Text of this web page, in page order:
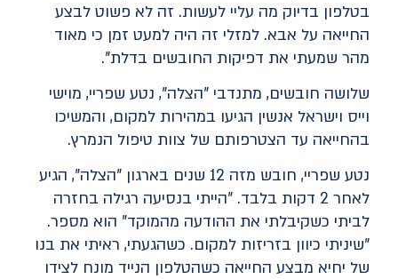
בטלפון בדיוק מה עליי לעשות. זה לא פשוט לבצע
החייאה על אבא. למזלי זה היה למעט זמן כי מאוד
מהר שמעתי את דפיקות החובשים בדלת".
שלושה חובשים, מתנדבי "הצלה", נטע שפריי, מוישי
וייס וישראל אנשין הגיעו במהירות למקום, והמשיכו
בהחייאה עד הצטרפותם של צוות טיפול הנמרץ.
נטע שפריי, חובש מזה 12 שנים בארגון "הצלה", הגיע
לאחר 2 דקות בלבד. "הייתי בנסיעה רגילה בחזרה
לביתי כשקיבלתי את ההודעה מהמוקד" הוא מספר.
"שיניתי כיוון בזריזות למקום. כשהגעתי, ראיתי את בנו
של יחיא מבצע החייאה כשהטלפון הנייד מונח לצידו